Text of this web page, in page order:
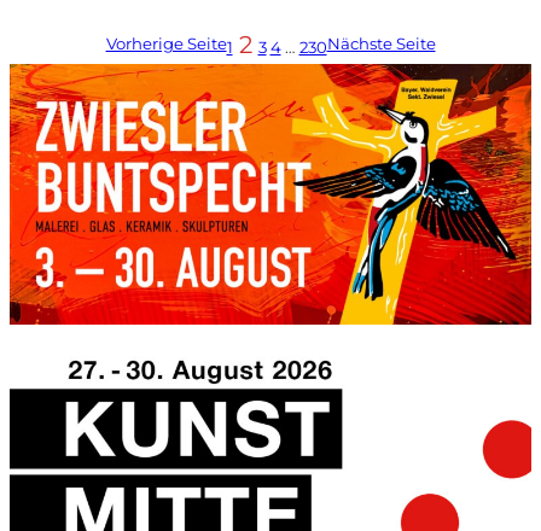
Vorherige Seite1 2 3 4 … 230Nächste Seite